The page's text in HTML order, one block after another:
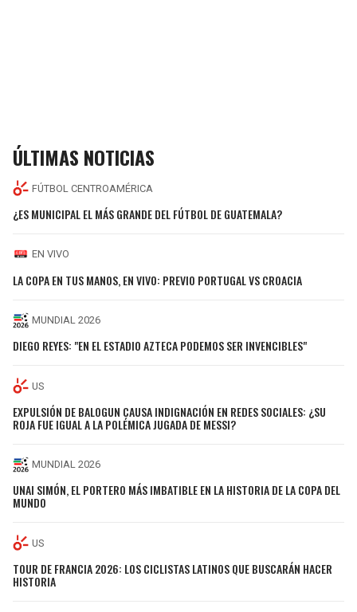
ÚLTIMAS NOTICIAS
FÚTBOL CENTROAMÉRICA
¿ES MUNICIPAL EL MÁS GRANDE DEL FÚTBOL DE GUATEMALA?
EN VIVO
LA COPA EN TUS MANOS, EN VIVO: PREVIO PORTUGAL VS CROACIA
MUNDIAL 2026
DIEGO REYES: "EN EL ESTADIO AZTECA PODEMOS SER INVENCIBLES"
US
EXPULSIÓN DE BALOGUN CAUSA INDIGNACIÓN EN REDES SOCIALES: ¿SU
ROJA FUE IGUAL A LA POLÉMICA JUGADA DE MESSI?
MUNDIAL 2026
UNAI SIMÓN, EL PORTERO MÁS IMBATIBLE EN LA HISTORIA DE LA COPA DEL
MUNDO
US
TOUR DE FRANCIA 2026: LOS CICLISTAS LATINOS QUE BUSCARÁN HACER
HISTORIA